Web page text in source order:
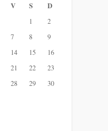
V S D
1
2
7 8
9
14 15
16
21 22
23
28 29
30